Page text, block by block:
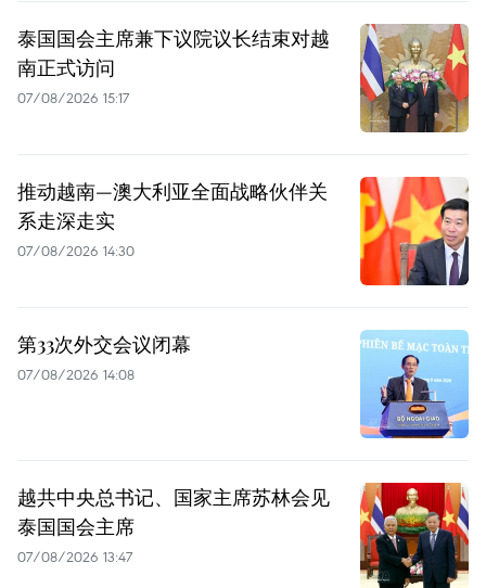
泰国国会主席兼下议院议长结束对越
南正式访问
07/08/2026 15:17
推动越南—澳大利亚全面战略伙伴关
系走深走实
07/08/2026 14:30
第33次外交会议闭幕
07/08/2026 14:08
越共中央总书记、国家主席苏林会见
泰国国会主席
07/08/2026 13:47